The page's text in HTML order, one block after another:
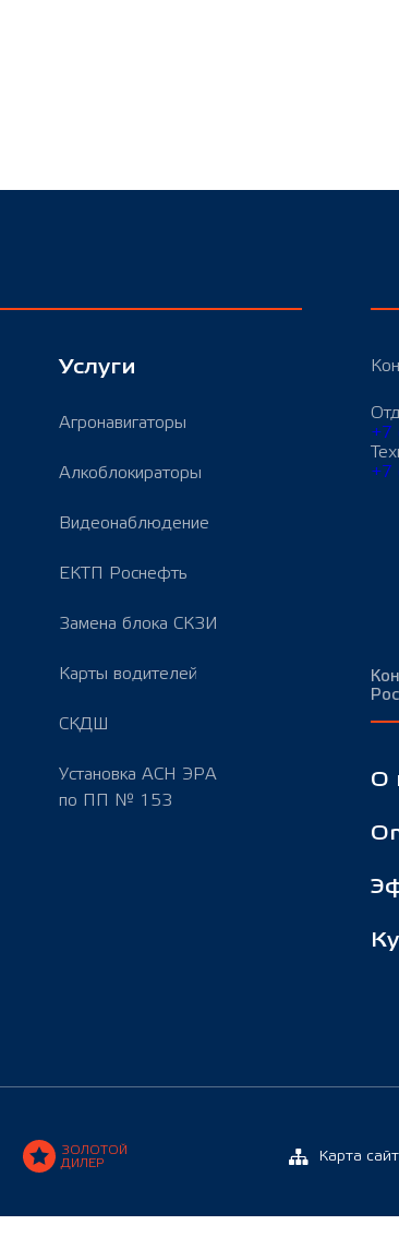
Услуги
Агронавигаторы
Алкоблокираторы
Видеонаблюдение
ЕКТП Роснефть
Замена блока СКЗИ
Карты водителей
СКДШ
Установка АСН ЭРА
по ПП № 153
+7
+7
О
ЗОЛОТОЙ
ДИЛЕР
Карта